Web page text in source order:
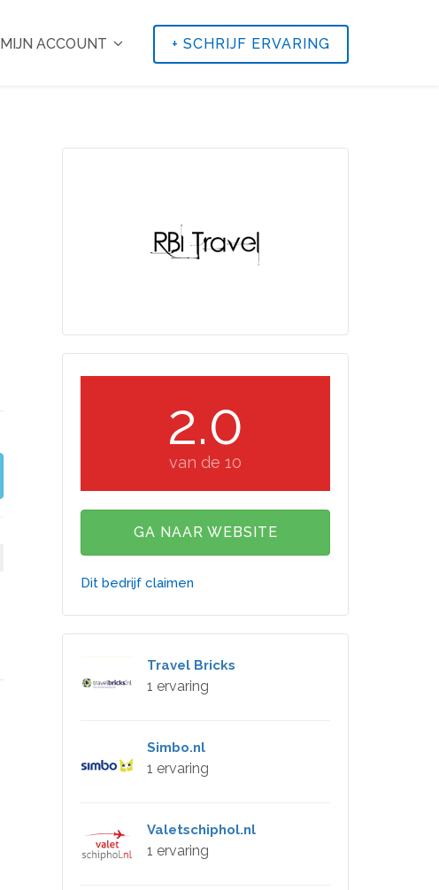
MIJN ACCOUNT + SCHRIJF ERVARING
2.0
van de 10
GA NAAR WEBSITE
Dit bedrijf claimen
Travel Bricks
1 ervaring
Simbo.nl
1 ervaring
Valetschiphol.nl
1 ervaring